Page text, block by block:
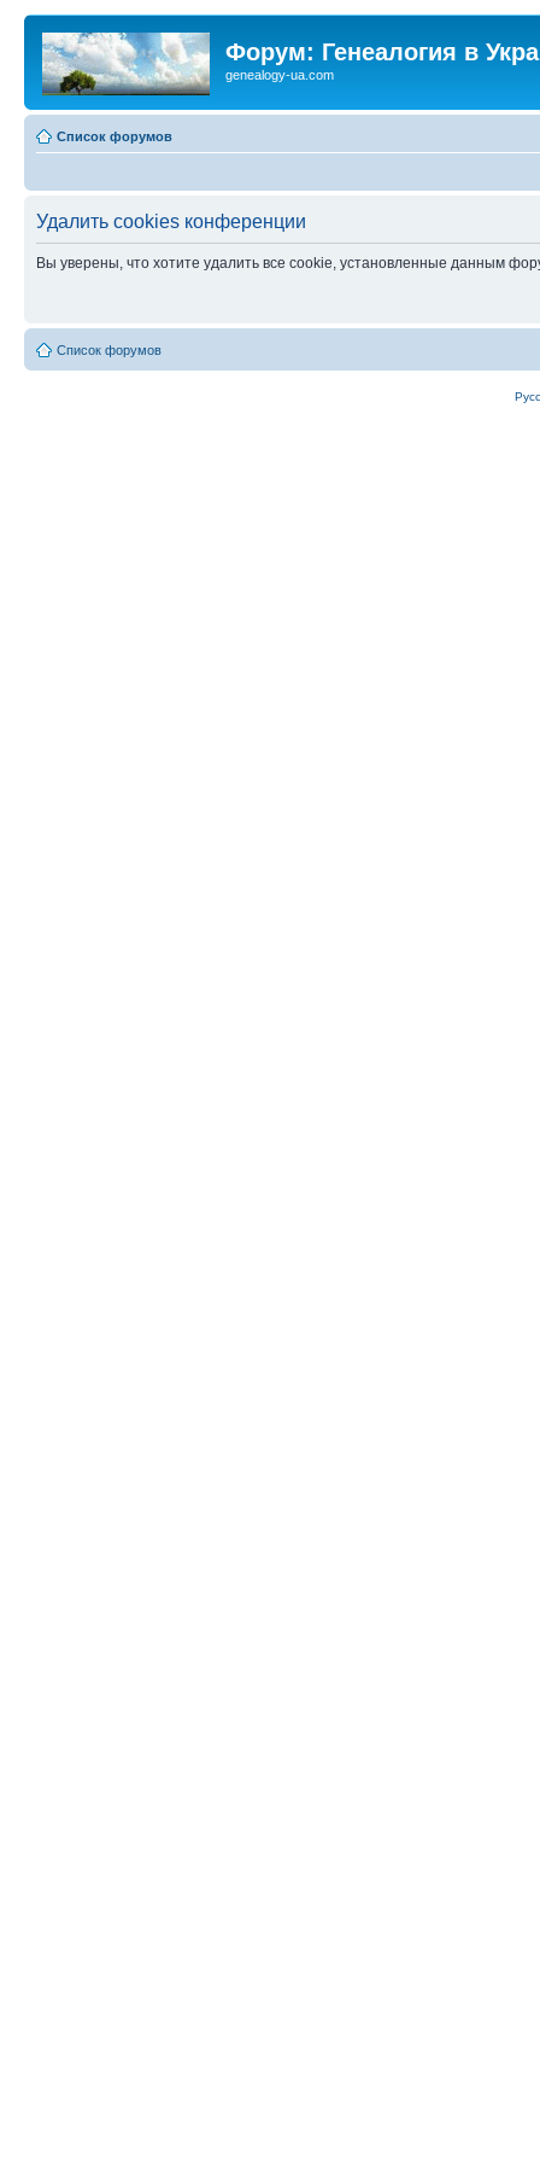
Форум: Генеалогия в
genealogy-ua.com
Список форумов
Удалить cookies конференции
Вы уверены, что хотите удалить все cookie, установленные данным
Список форумов